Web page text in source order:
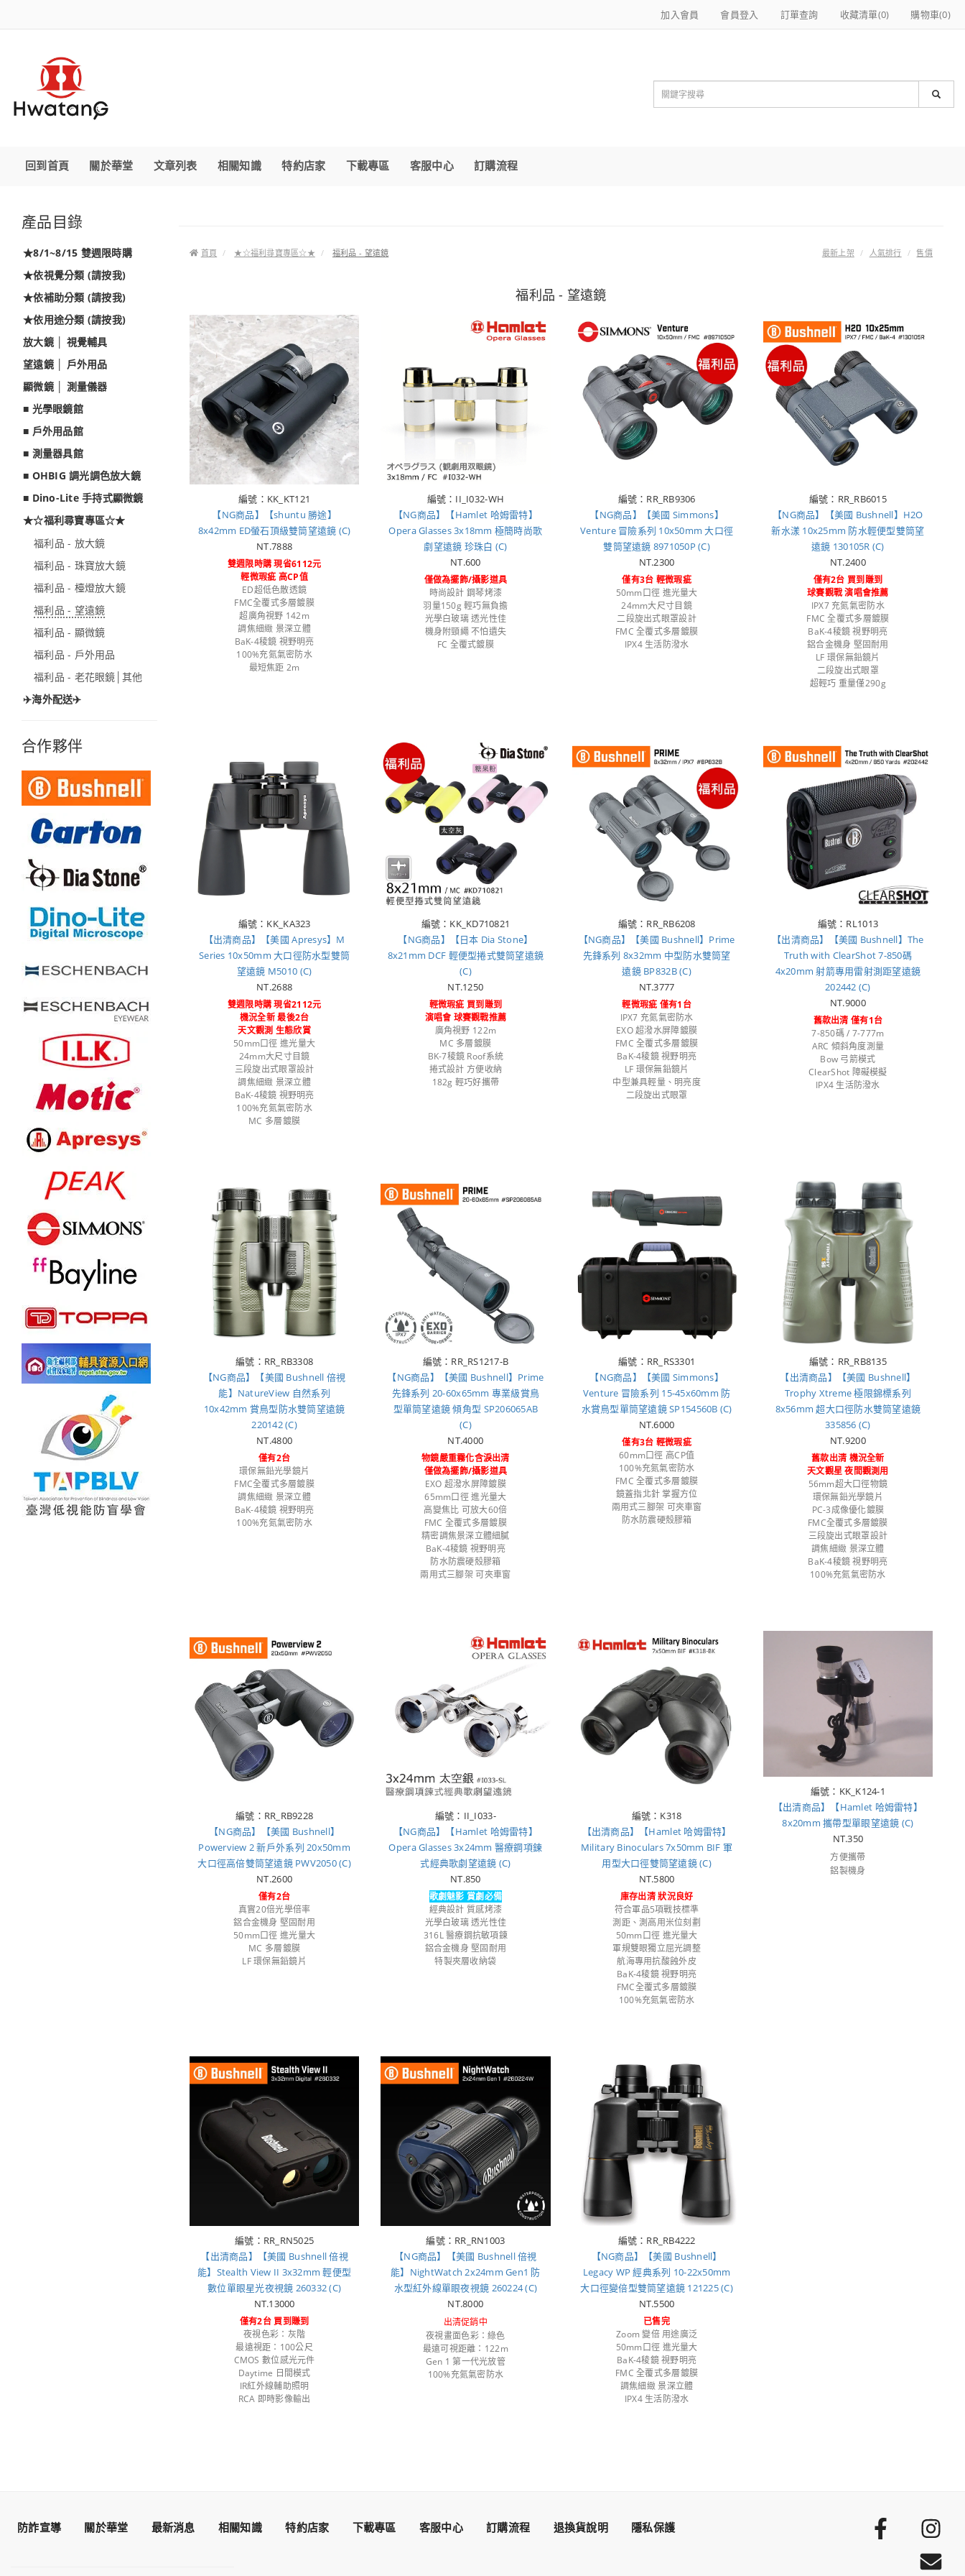
加入會員 會員登入 訂單查詢 收藏清單(0) 購物車(0)
回到首頁 關於華堂 文章列表 相關知識 特約店家 下載專區 客服中心 訂購流程
產品目錄
★8/1~8/15 雙週限時購
★依視覺分類 (請按我)
★依補助分類 (請按我)
★依用途分類 (請按我)
放大鏡 │ 視覺輔具
望遠鏡 │ 戶外用品
顯微鏡 │ 測量儀器
■ 光學眼鏡館
■ 戶外用品館
■ 測量器具館
■ OHBIG 調光調色放大鏡
■ Dino-Lite 手持式顯微鏡
★☆福利尋寶專區☆★
福利品 - 放大鏡
福利品 - 珠寶放大鏡
福利品 - 檯燈放大鏡
福利品 - 望遠鏡
福利品 - 顯微鏡
福利品 - 戶外用品
福利品 - 老花眼鏡│其他
✈️海外配送✈️
合作夥伴
首頁 ★☆福利尋寶專區☆★ 福利品 - 望遠鏡 最新上架 人氣排行 售價
福利品 - 望遠鏡
編號：KK_KT121
【NG商品】【shuntu 勝途】
8x42mm ED螢石頂級雙筒望遠鏡 (C)
NT.7888
雙週限時購 現省6112元
輕微瑕疵 高CP值
ED超低色散透鏡
FMC全覆式多層鍍膜
超廣角視野 142m
調焦細緻 景深立體
BaK-4稜鏡 視野明亮
100%充氮氣密防水
最短焦距 2m
編號：II_I032-WH
【NG商品】【Hamlet 哈姆雷特】
Opera Glasses 3x18mm 極簡時尚歌
劇望遠鏡 珍珠白 (C)
NT.600
僅做為擺飾/攝影道具
時尚設計 鋼琴烤漆
羽量150g 輕巧無負擔
光學白玻璃 透光性佳
機身附頸繩 不怕遺失
FC 全覆式鍍膜
編號：RR_RB9306
【NG商品】【美國 Simmons】
Venture 冒險系列 10x50mm 大口徑
雙筒望遠鏡 8971050P (C)
NT.2300
僅有3台 輕微瑕疵
50mm口徑 進光量大
24mm大尺寸目鏡
二段旋出式眼罩設計
FMC 全覆式多層鍍膜
IPX4 生活防潑水
編號：RR_RB6015
【NG商品】【美國 Bushnell】H2O
新水漾 10x25mm 防水輕便型雙筒望
遠鏡 130105R (C)
NT.2400
僅有2台 買到賺到
球賽觀戰 演唱會推薦
IPX7 充氮氣密防水
FMC 全覆式多層鍍膜
BaK-4稜鏡 視野明亮
鋁合金機身 堅固耐用
LF 環保無鉛鏡片
二段旋出式眼罩
超輕巧 重量僅290g
編號：KK_KA323
【出清商品】【美國 Apresys】M
Series 10x50mm 大口徑防水型雙筒
望遠鏡 M5010 (C)
NT.2688
雙週限時購 現省2112元
機況全新 最後2台
天文觀測 生態欣賞
50mm口徑 進光量大
24mm大尺寸目鏡
三段旋出式眼罩設計
調焦細緻 景深立體
BaK-4稜鏡 視野明亮
100%充氮氣密防水
MC 多層鍍膜
編號：KK_KD710821
【NG商品】【日本 Dia Stone】
8x21mm DCF 輕便型捲式雙筒望遠鏡
(C)
NT.1250
輕微瑕疵 買到賺到
演唱會 球賽觀戰推薦
廣角視野 122m
MC 多層鍍膜
BK-7稜鏡 Roof系統
捲式設計 方便收納
182g 輕巧好攜帶
編號：RR_RB6208
【NG商品】【美國 Bushnell】Prime
先鋒系列 8x32mm 中型防水雙筒望
遠鏡 BP832B (C)
NT.3777
輕微瑕疵 僅有1台
IPX7 充氮氣密防水
EXO 超潑水屏障鍍膜
FMC 全覆式多層鍍膜
BaK-4稜鏡 視野明亮
LF 環保無鉛鏡片
中型兼具輕量、明亮度
二段旋出式眼罩
編號：RL1013
【出清商品】【美國 Bushnell】The
Truth with ClearShot 7-850碼
4x20mm 射箭專用雷射測距望遠鏡
202442 (C)
NT.9000
舊款出清 僅有1台
7-850碼 / 7-777m
ARC 傾斜角度測量
Bow 弓箭模式
ClearShot 障礙模擬
IPX4 生活防潑水
編號：RR_RB3308
【NG商品】【美國 Bushnell 倍視
能】NatureView 自然系列
10x42mm 賞鳥型防水雙筒望遠鏡
220142 (C)
NT.4800
僅有2台
環保無鉛光學鏡片
FMC全覆式多層鍍膜
調焦細緻 景深立體
BaK-4稜鏡 視野明亮
100%充氮氣密防水
編號：RR_RS1217-B
【NG商品】【美國 Bushnell】Prime
先鋒系列 20-60x65mm 專業級賞鳥
型單筒望遠鏡 傾角型 SP206065AB
(C)
NT.4000
物鏡嚴重霧化含淚出清
僅做為擺飾/攝影道具
EXO 超潑水屏障鍍膜
65mm口徑 進光量大
高變焦比 可放大60倍
FMC 全覆式多層鍍膜
精密調焦景深立體細膩
BaK-4稜鏡 視野明亮
防水防震硬殼膠箱
兩用式三腳架 可夾車窗
編號：RR_RS3301
【NG商品】【美國 Simmons】
Venture 冒險系列 15-45x60mm 防
水賞鳥型單筒望遠鏡 SP154560B (C)
NT.6000
僅有3台 輕微瑕疵
60mm口徑 高CP值
100%充氮氣密防水
FMC 全覆式多層鍍膜
鏡蓋指北針 掌握方位
兩用式三腳架 可夾車窗
防水防震硬殼膠箱
編號：RR_RB8135
【出清商品】【美國 Bushnell】
Trophy Xtreme 極限錦標系列
8x56mm 超大口徑防水雙筒望遠鏡
335856 (C)
NT.9200
舊款出清 機況全新
天文觀星 夜間觀測用
56mm超大口徑物鏡
環保無鉛光學鏡片
PC-3成像優化鍍膜
FMC全覆式多層鍍膜
三段旋出式眼罩設計
調焦細緻 景深立體
BaK-4稜鏡 視野明亮
100%充氮氣密防水
編號：RR_RB9228
【NG商品】【美國 Bushnell】
Powerview 2 新戶外系列 20x50mm
大口徑高倍雙筒望遠鏡 PWV2050 (C)
NT.2600
僅有2台
真實20倍光學倍率
鋁合金機身 堅固耐用
50mm口徑 進光量大
MC 多層鍍膜
LF 環保無鉛鏡片
編號：II_I033-
【NG商品】【Hamlet 哈姆雷特】
Opera Glasses 3x24mm 醫療鋼項鍊
式經典歌劇望遠鏡 (C)
NT.850
歌劇魅影 賞劇必備
經典設計 質感烤漆
光學白玻璃 透光性佳
316L 醫療鋼抗敏項鍊
鋁合金機身 堅固耐用
特製夾層收納袋
編號：K318
【出清商品】【Hamlet 哈姆雷特】
Military Binoculars 7x50mm BIF 軍
用型大口徑雙筒望遠鏡 (C)
NT.5800
庫存出清 狀況良好
符合軍品5項戰技標準
測距、測高用米位刻劃
50mm口徑 進光量大
軍規雙眼獨立屈光調整
航海專用抗酸蝕外皮
BaK-4稜鏡 視野明亮
FMC全覆式多層鍍膜
100%充氮氣密防水
編號：KK_K124-1
【出清商品】【Hamlet 哈姆雷特】
8x20mm 攜帶型單眼望遠鏡 (C)
NT.350
方便攜帶
鋁製機身
編號：RR_RN5025
【出清商品】【美國 Bushnell 倍視
能】Stealth View II 3x32mm 輕便型
數位單眼星光夜視鏡 260332 (C)
NT.13000
僅有2台 買到賺到
夜視色彩：灰階
最遠視距：100公尺
CMOS 數位感光元件
Daytime 日間模式
IR紅外線輔助照明
RCA 即時影像輸出
編號：RR_RN1003
【NG商品】【美國 Bushnell 倍視
能】NightWatch 2x24mm Gen1 防
水型紅外線單眼夜視鏡 260224 (C)
NT.8000
出清促銷中
夜視畫面色彩：綠色
最遠可視距離：122m
Gen 1 第一代光放管
100%充氮氣密防水
編號：RR_RB4222
【NG商品】【美國 Bushnell】
Legacy WP 經典系列 10-22x50mm
大口徑變倍型雙筒望遠鏡 121225 (C)
NT.5500
已售完
Zoom 變倍 用途廣泛
50mm口徑 進光量大
BaK-4稜鏡 視野明亮
FMC 全覆式多層鍍膜
調焦細緻 景深立體
IPX4 生活防潑水
防詐宣導 關於華堂 最新消息 相關知識 特約店家 下載專區 客服中心 訂購流程 退換貨說明 隱私保護